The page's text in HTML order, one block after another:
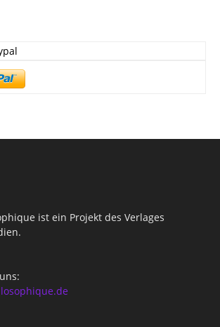
ist ein Projekt des Verlages